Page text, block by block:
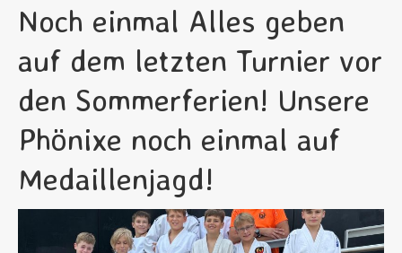
Noch einmal Alles geben
auf dem letzten Turnier vor
den Sommerferien! Unsere
Phönixe noch einmal auf
Medaillenjagd!